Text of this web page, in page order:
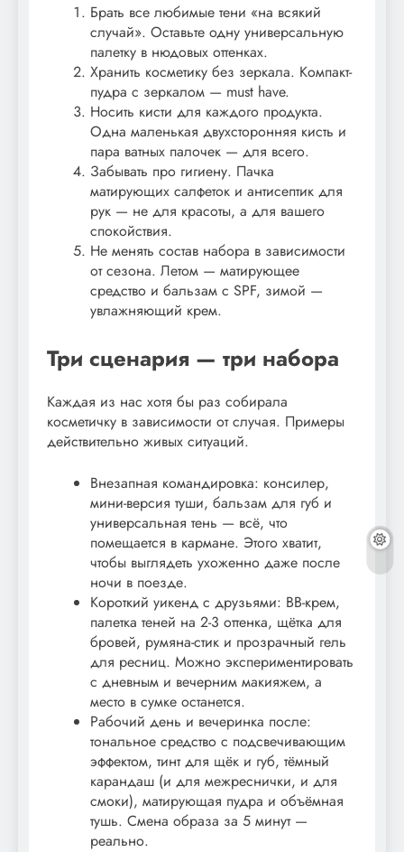
Брать все любимые тени «на всякий
случай». Оставьте одну универсальную
палетку в нюдовых оттенках.
Хранить косметику без зеркала. Компакт-
пудра с зеркалом — must have.
Носить кисти для каждого продукта.
Одна маленькая двухсторонняя кисть и
пара ватных палочек — для всего.
Забывать про гигиену. Пачка
матирующих салфеток и антисептик для
рук — не для красоты, а для вашего
спокойствия.
Не менять состав набора в зависимости
от сезона. Летом — матирующее
средство и бальзам с SPF, зимой —
увлажняющий крем.
Три сценария — три набора
Каждая из нас хотя бы раз собирала
косметичку в зависимости от случая. Примеры
действительно живых ситуаций.
Внезапная командировка: консилер,
мини-версия туши, бальзам для губ и
универсальная тень — всё, что
помещается в кармане. Этого хватит,
чтобы выглядеть ухоженно даже после
ночи в поезде.
Короткий уикенд с друзьями: BB-крем,
палетка теней на 2-3 оттенка, щётка для
бровей, румяна-стик и прозрачный гель
для ресниц. Можно экспериментировать
с дневным и вечерним макияжем, а
место в сумке останется.
Рабочий день и вечеринка после:
тональное средство с подсвечивающим
эффектом, тинт для щёк и губ, тёмный
карандаш (и для межреснички, и для
смоки), матирующая пудра и объёмная
тушь. Смена образа за 5 минут —
реально.